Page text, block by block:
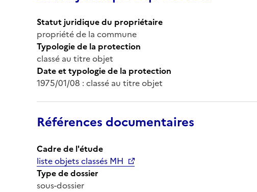
Statut juridique du propriétaire
propriété de la commune
Typologie de la protection
classé au titre objet
Date et typologie de la protection
1975/01/08 : classé au titre objet
Références documentaires
Cadre de l'étude
liste objets classés MH
Type de dossier
sous-dossier